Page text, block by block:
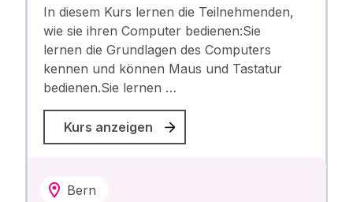
In diesem Kurs lernen die Teilnehmenden,
wie sie ihren Computer bedienen:Sie
lernen die Grundlagen des Computers
kennen und können Maus und Tastatur
bedienen.Sie lernen …
Kurs anzeigen
Bern